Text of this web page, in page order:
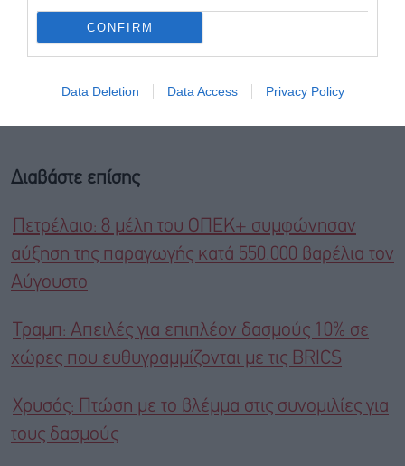
CONFIRM
Data Deletion Data Access Privacy Policy
Διαβάστε επίσης
Πετρέλαιο: 8 μέλη του ΟΠΕΚ+ συμφώνησαν
αύξηση της παραγωγής κατά 550.000 βαρέλια τον
Αύγουστο
Τραμπ: Απειλές για επιπλέον δασμούς 10% σε
χώρες που ευθυγραμμίζονται με τις BRICS
Χρυσός: Πτώση με το βλέμμα στις συνομιλίες για
τους δασμούς